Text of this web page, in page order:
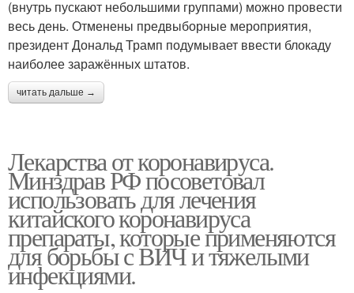
(внутрь пускают небольшими группами) можно провести
весь день. Отменены предвыборные мероприятия,
президент Дональд Трамп подумывает ввести блокаду
наиболее заражённых штатов.
читать дальше →
Лекарства от коронавируса.
Минздрав РФ посоветовал
использовать для лечения
китайского коронавируса
препараты, которые применяются
для борьбы с ВИЧ и тяжелыми
инфекциями.